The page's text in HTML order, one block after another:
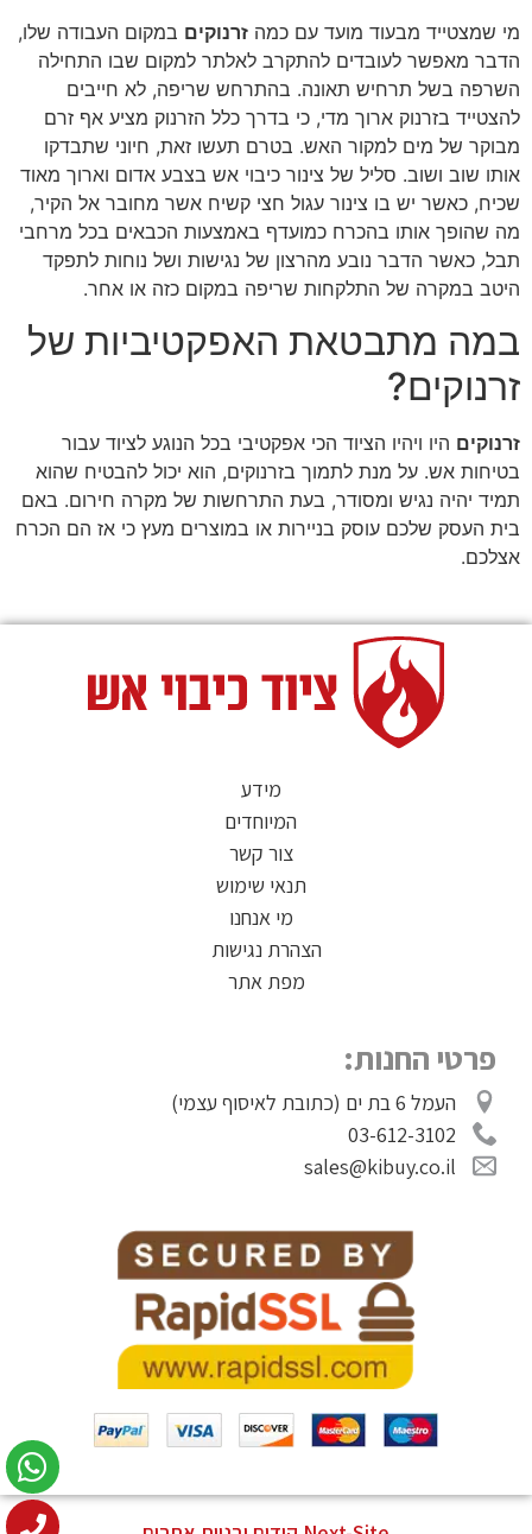
מי שמצטייד מבעוד מועד עם כמה זרנוקים במקום העבודה שלו,
הדבר מאפשר לעובדים להתקרב לאלתר למקום שבו התחילה
השרפה בשל תרחיש תאונה. בהתרחש שריפה, לא חייבים
להצטייד בזרנוק ארוך מדי, כי בדרך כלל הזרנוק מציע אף זרם
מבוקר של מים למקור האש. בטרם תעשו זאת, חיוני שתבדקו
אותו שוב ושוב. סליל של צינור כיבוי אש בצבע אדום וארוך מאוד
שכיח, כאשר יש בו צינור עגול חצי קשיח אשר מחובר אל הקיר,
מה שהופך אותו בהכרח כמועדף באמצעות הכבאים בכל מרחבי
תבל, כאשר הדבר נובע מהרצון של נגישות ושל נוחות לתפקד
היטב במקרה של התלקחות שריפה במקום כזה או אחר.
במה מתבטאת האפקטיביות של
זרנוקים?
זרנוקים היו ויהיו הציוד הכי אפקטיבי בכל הנוגע לציוד עבור
בטיחות אש. על מנת לתמוך בזרנוקים, הוא יכול להבטיח שהוא
תמיד יהיה נגיש ומסודר, בעת התרחשות של מקרה חירום. באם
בית העסק שלכם עוסק בניירות או במוצרים מעץ כי אז הם הכרח
אצלכם.
מידע
המיוחדים
צור קשר
תנאי שימוש
מי אנחנו
הצהרת נגישות
מפת אתר
פרטי החנות:
העמל 6 בת ים (כתובת לאיסוף עצמי)
03-612-3102
sales@kibuy.co.il